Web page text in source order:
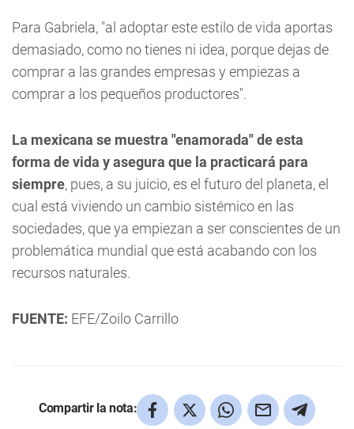
Para Gabriela, "al adoptar este estilo de vida aportas
demasiado, como no tienes ni idea, porque dejas de
comprar a las grandes empresas y empiezas a
comprar a los pequeños productores".
La mexicana se muestra "enamorada" de esta
forma de vida y asegura que la practicará para
siempre, pues, a su juicio, es el futuro del planeta, el
cual está viviendo un cambio sistémico en las
sociedades, que ya empiezan a ser conscientes de un
problemática mundial que está acabando con los
recursos naturales.
FUENTE: EFE/Zoilo Carrillo
Compartir la nota: